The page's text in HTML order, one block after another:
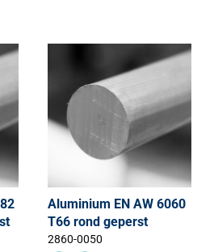
Aluminium EN AW 6060
T66 rond geperst
2860-0050